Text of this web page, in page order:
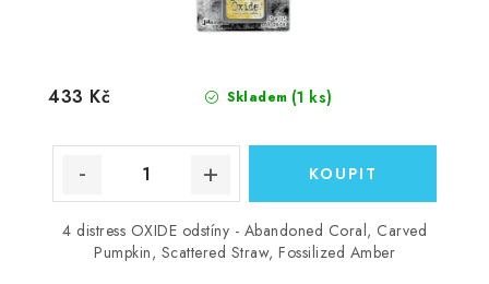
Skladem (1 ks)
433 Kč
4 distress OXIDE odstíny - Abandoned Coral, Carved
Pumpkin, Scattered Straw, Fossilized Amber